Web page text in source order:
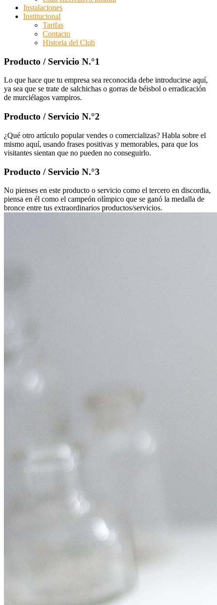
Instalaciones
Institucional
Tarifas
Contacto
Historia del Club
Producto / Servicio N.°1
Lo que hace que tu empresa sea reconocida debe introducirse aquí,
ya sea que se trate de salchichas o gorras de béisbol o erradicación
de murciélagos vampiros.
Producto / Servicio N.°2
¿Qué otro artículo popular vendes o comercializas? Habla sobre el
mismo aquí, usando frases positivas y memorables, para que los
visitantes sientan que no pueden no conseguirlo.
Producto / Servicio N.°3
No pienses en este producto o servicio como el tercero en discordia,
piensa en él como el campeón olímpico que se ganó la medalla de
bronce entre tus extraordinarios productos/servicios.